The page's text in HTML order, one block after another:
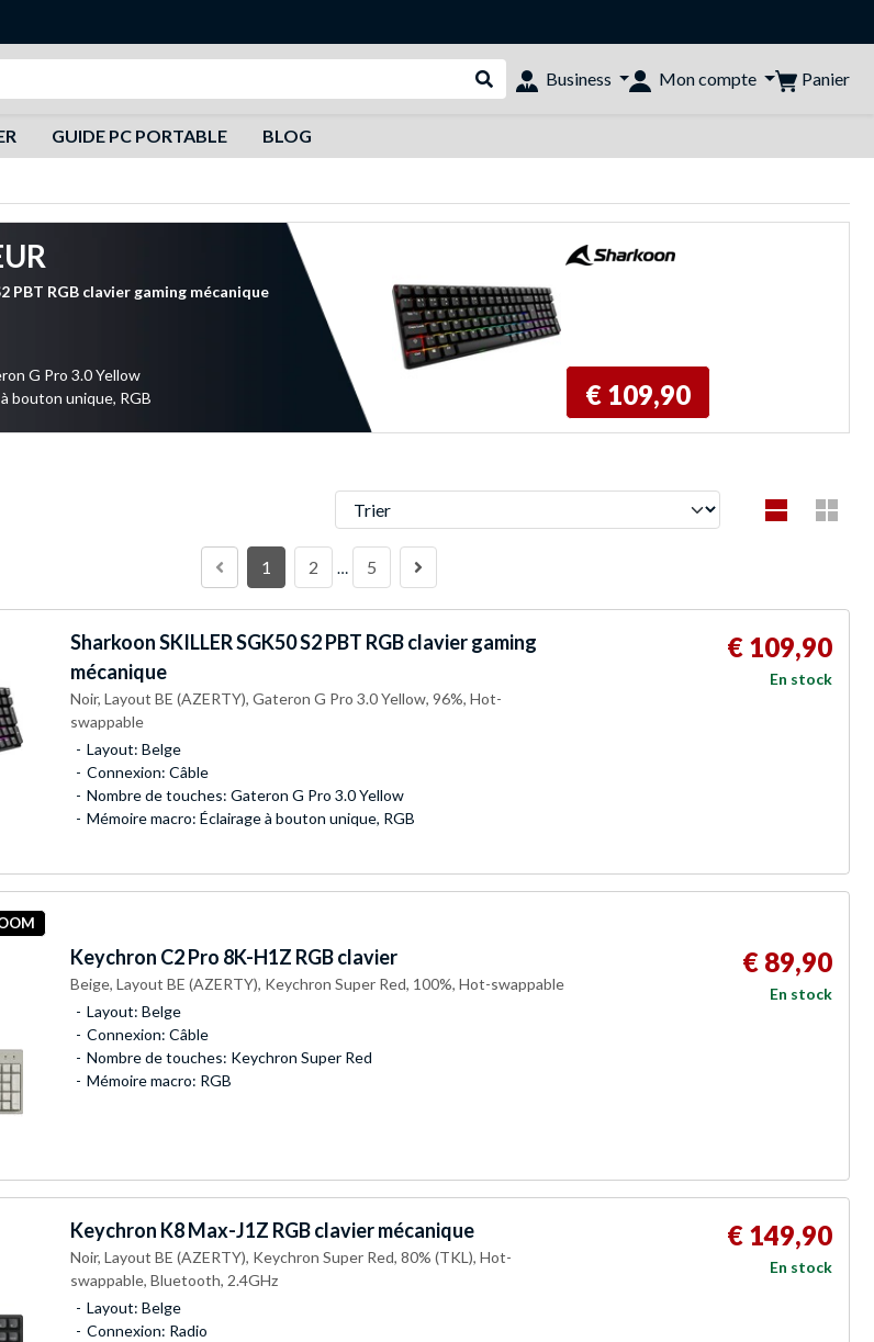
Rechercher dans le shop
Business Mon compte Panier
GUIDE PC PORTABLE BLOG
PBT RGB clavier gaming mécanique
G Pro 3.0 Yellow
bouton unique, RGB
€ 109,90
Trier
1 2 … 5
SharkoonSKILLER SGK50 S2 PBT RGB clavier gaming
mécanique
Noir, Layout BE (AZERTY), Gateron G Pro 3.0 Yellow, 96%, Hot-
swappable
Layout: Belge
Connexion: Câble
Nombre de touches: Gateron G Pro 3.0 Yellow
Mémoire macro: Éclairage à bouton unique, RGB
€ 109,90
En stock
Keychron C2 Pro 8K-H1Z RGB clavier
Beige, Layout BE (AZERTY), Keychron Super Red, 100%, Hot-swappable
Layout: Belge
Connexion: Câble
Nombre de touches: Keychron Super Red
Mémoire macro: RGB
€ 89,90
En stock
Keychron K8 Max-J1Z RGB clavier mécanique
Noir, Layout BE (AZERTY), Keychron Super Red, 80% (TKL), Hot-
swappable, Bluetooth, 2.4GHz
Layout: Belge
Connexion: Radio
€ 149,90
En stock